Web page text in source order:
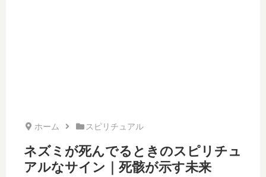
ホーム スピリチュアル
ネズミが死んでるときのスピリチュ
アルなサイン｜死骸が示す未来